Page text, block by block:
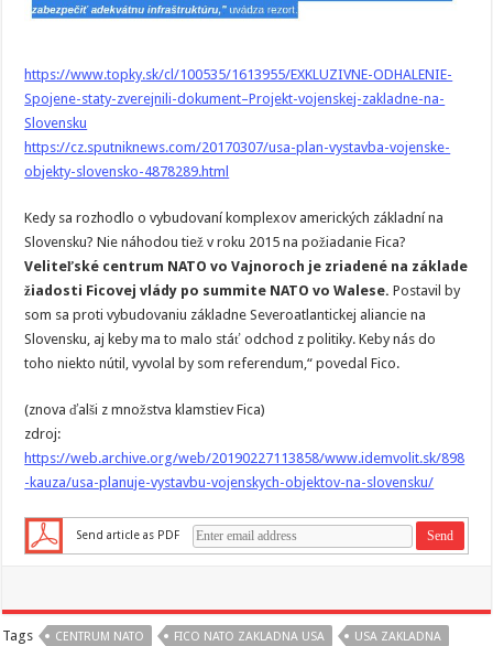
https://www.topky.sk/cl/100535/1613955/EXKLUZIVNE-ODHALENIE-
Spojene-staty-zverejnili-dokument–Projekt-vojenskej-zakladne-na-
Slovensku
https://cz.sputniknews.com/20170307/usa-plan-vystavba-vojenske-
objekty-slovensko-4878289.html
Kedy sa rozhodlo o vybudovaní komplexov amerických základní na
Slovensku? Nie náhodou tiež v roku 2015 na požiadanie Fica?
Veliteľské centrum NATO vo Vajnoroch je zriadené na základe
žiadosti Ficovej vlády po summite NATO vo Walese. Postavil by
som sa proti vybudovaniu základne Severoatlantickej aliancie na
Slovensku, aj keby ma to malo stáť odchod z politiky. Keby nás do
toho niekto nútil, vyvolal by som referendum,“ povedal Fico.
(znova ďalši z množstva klamstiev Fica)
zdroj:
https://web.archive.org/web/20190227113858/www.idemvolit.sk/898
-kauza/usa-planuje-vystavbu-vojenskych-objektov-na-slovensku/
Send article as PDF
Tags CENTRUM NATO FICO NATO ZAKLADNA USA
USA ZAKLADNA